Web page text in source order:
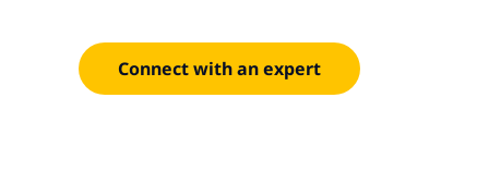
Connect with an expert